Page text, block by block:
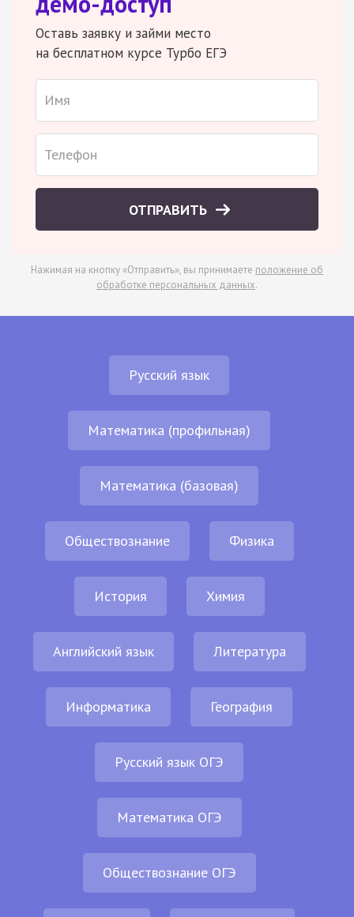
Оставь заявку и займи место
на бесплатном курсе Турбо ЕГЭ
ОТПРАВИТЬ
Нажимая на кнопку «Отправить», вы принимаете положение об
обработке персональных данных.
Русский язык
Математика (профильная)
Математика (базовая)
Обществознание Физика
История Химия
Английский язык Литература
Информатика География
Русский язык ОГЭ
Математика ОГЭ
Обществознание ОГЭ